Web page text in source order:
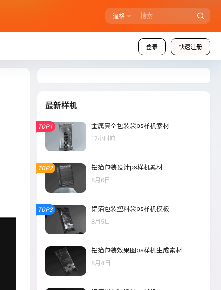
逼格
登录 快速注册
最新样机
TOP1 金属真空包装袋ps样机素材
17小时前
TOP2 铝箔包装设计ps样机素材
8月6日
TOP3 铝箔包装塑料袋ps样机模板
8月5日
铝箔包装效果图ps样机生成素材
8月4日